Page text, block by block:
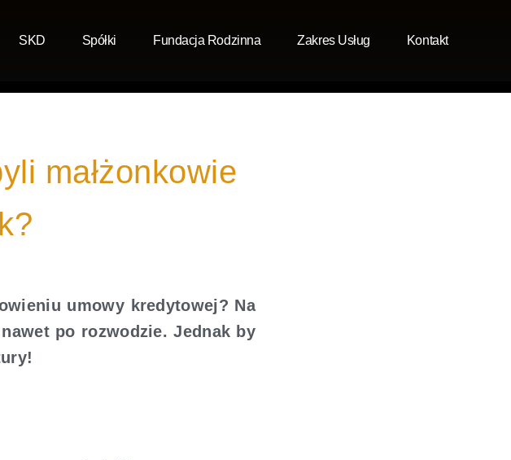
SKD Spółki Fundacja Rodzinna Zakres Usług Kontakt
małżonkowie
umowy kredytowej? Na
po rozwodzie. Jednak by